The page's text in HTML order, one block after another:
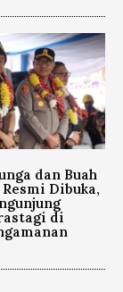
dan Buah
Dibuka,
di